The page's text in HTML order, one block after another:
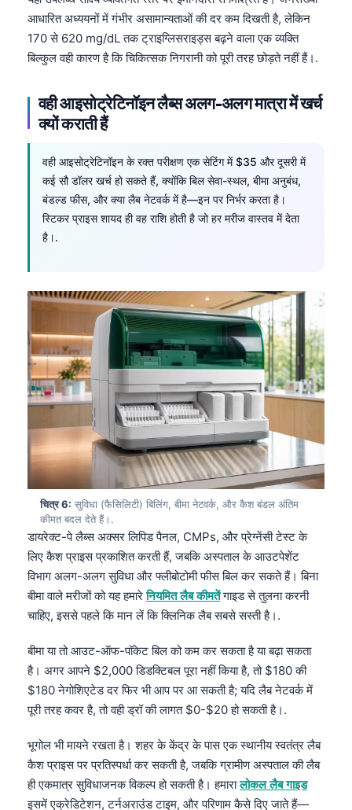
आधारित अध्ययनों में गंभीर असामान्यताओं की दर कम दिखती है, लेकिन
170 से 620 mg/dL तक ट्राइग्लिसराइड्स बढ़ने वाला एक व्यक्ति
बिल्कुल वही कारण है कि चिकित्सक निगरानी को पूरी तरह छोड़ते नहीं हैं।.
वही आइसोट्रेटिनॉइन लैब्स अलग-अलग मात्रा में खर्च
क्यों कराती हैं
वही आइसोट्रेटिनॉइन के रक्त परीक्षण एक सेटिंग में $35 और दूसरी में
कई सौ डॉलर खर्च हो सकते हैं, क्योंकि बिल सेवा-स्थल, बीमा अनुबंध,
बंडल्ड फीस, और क्या लैब नेटवर्क में है—इन पर निर्भर करता है।
स्टिकर प्राइस शायद ही वह राशि होती है जो हर मरीज वास्तव में देता
है।.
चित्र 6: सुविधा (फैसिलिटी) बिलिंग, बीमा नेटवर्क, और कैश बंडल अंतिम
कीमत बदल देते हैं।.
डायरेक्ट-पे लैब्स अक्सर लिपिड पैनल, CMPs, और प्रेग्नेंसी टेस्ट के
लिए कैश प्राइस प्रकाशित करती हैं, जबकि अस्पताल के आउटपेशेंट
विभाग अलग-अलग सुविधा और फ्लीबोटोमी फीस बिल कर सकते हैं। बिना
बीमा वाले मरीजों को यह हमारेनियमित लैब कीमतेंगाइड से तुलना करनी
चाहिए, इससे पहले कि मान लें कि क्लिनिक लैब सबसे सस्ती है।.
बीमा या तो आउट-ऑफ-पॉकेट बिल को कम कर सकता है या बढ़ा सकता
है। अगर आपने $2,000 डिडक्टिबल पूरा नहीं किया है, तो $180 की
$180 नेगोशिएटेड दर फिर भी आप पर आ सकती है; यदि लैब नेटवर्क में
पूरी तरह कवर है, तो वही ड्रॉ की लागत $0-$20 हो सकती है।.
भूगोल भी मायने रखता है। शहर के केंद्र के पास एक स्थानीय स्वतंत्र लैब
कैश प्राइस पर प्रतिस्पर्धा कर सकती है, जबकि ग्रामीण अस्पताल की लैब
ही एकमात्र सुविधाजनक विकल्प हो सकती है। हमारालोकल लैब गाइड
इसमें एक्रेडिटेशन, टर्नअराउंड टाइम, और परिणाम कैसे दिए जाते हैं—
Татар теле
Беларуская мова
Esperanto
Ślōnskŏ gŏdka
Norsk bokmål